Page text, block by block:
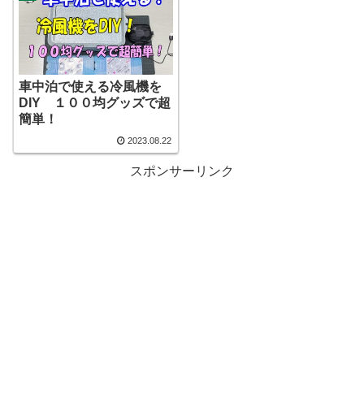
車中泊で使える冷風機を
DIY １００均グッズで超
簡単！
2023.08.22
スポンサーリンク